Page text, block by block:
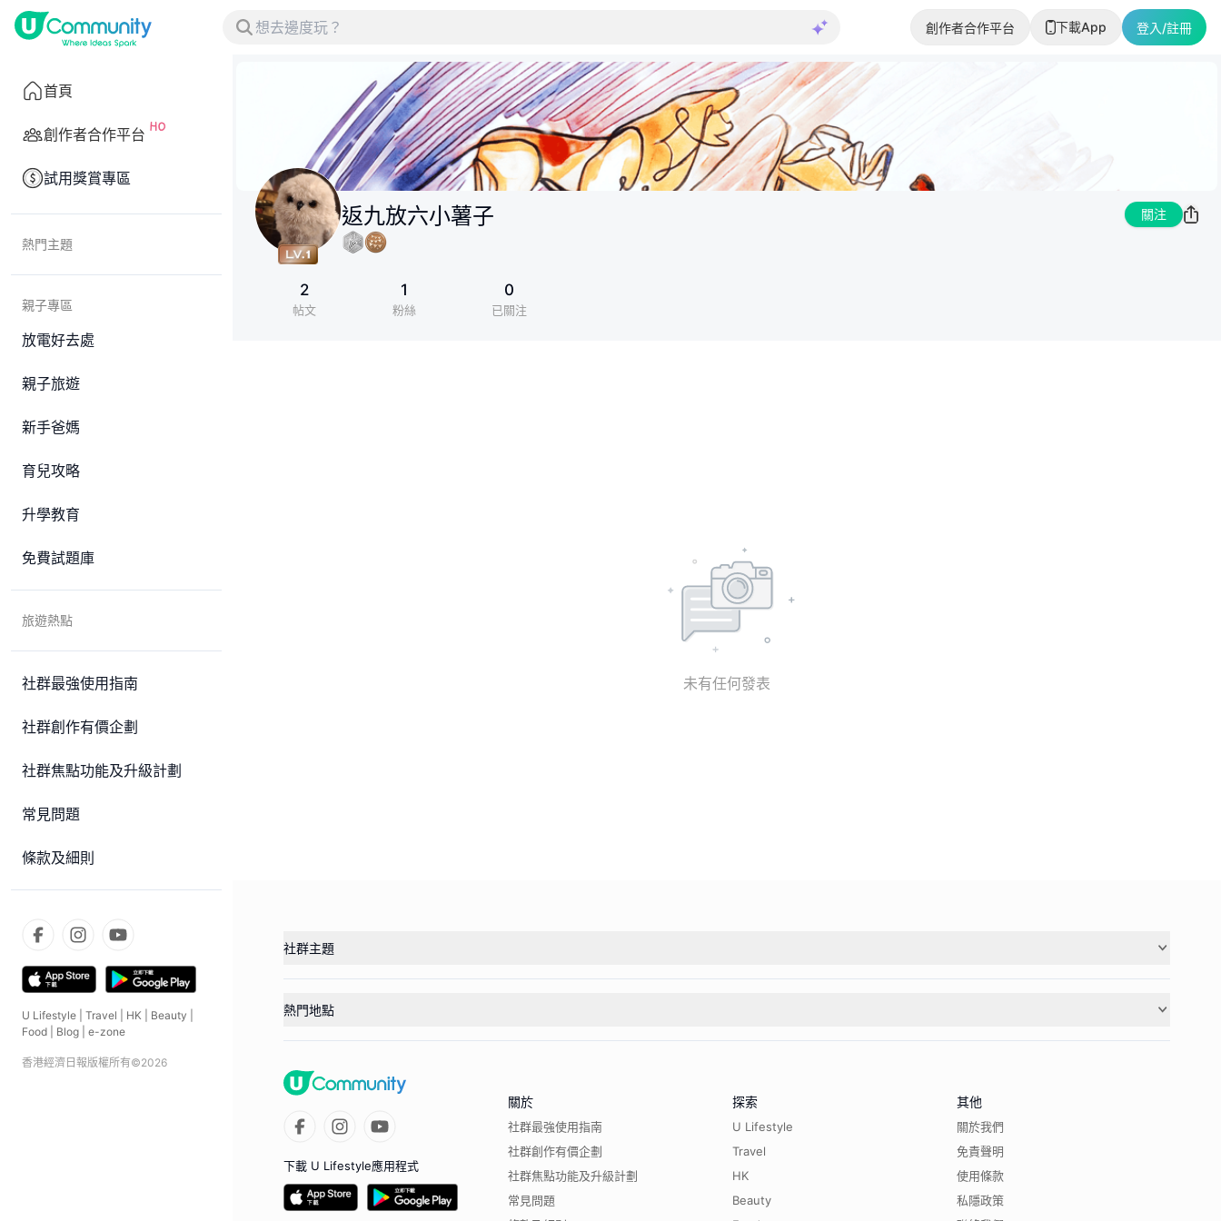
創作者合作平台 下載App 登入/註冊
首頁
創作者合作平台
試用獎賞專區
熱門主題
親子專區
放電好去處
親子旅遊
新手爸媽
育兒攻略
升學教育
免費試題庫
旅遊熱點
社群最強使用指南
社群創作有價企劃
社群焦點功能及升級計劃
常見問題
條款及細則
U Lifestyle Travel HK Beauty
Food
Blog e-zone
香港經濟日報版權所有©2026
返九放六小薯子 關注
2
帖文
1
粉絲
0
已關注
未有任何發表
社群主題
熱門地點
下載 U Lifestyle應用程式
關於
社群最強使用指南
社群創作有價企劃
社群焦點功能及升級計劃
常見問題
探索
U Lifestyle
Travel
HK
Beauty
其他
關於我們
免責聲明
使用條款
私隱政策